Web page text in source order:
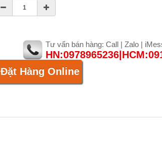
Tư vấn bán hàng: Call | Zalo |
Đặt Hàng Online